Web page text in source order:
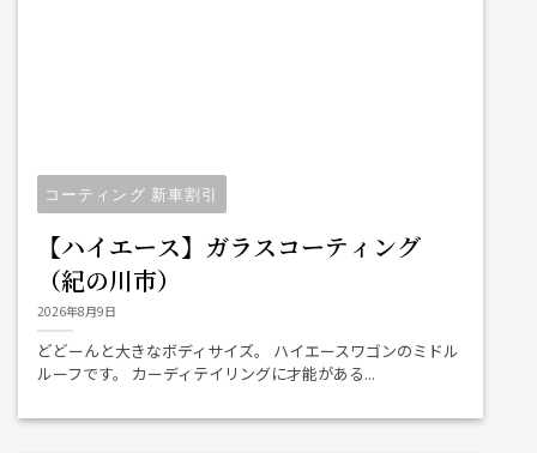
コーティング 新車割引
【ハイエース】ガラスコーティング
（紀の川市）
2026年8月9日
どどーんと大きなボディサイズ。 ハイエースワゴンのミドル
ルーフです。 カーディテイリングに才能がある...